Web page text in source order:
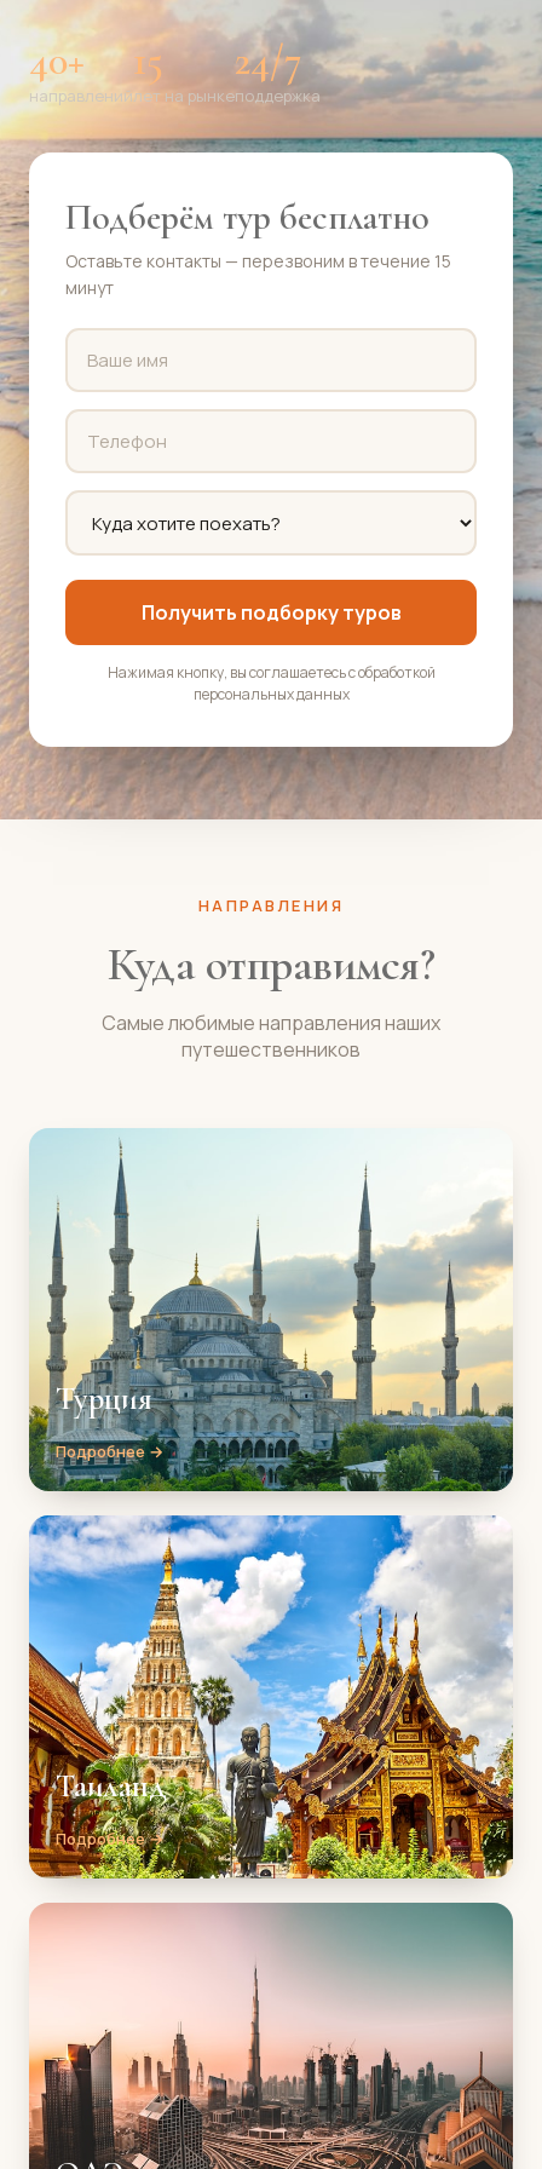
40+
направлений
15
лет на рынке
24/7
поддержка
Подберём тур бесплатно
Оставьте контакты — перезвоним в течение 15
минут
Получить подборку туров
Нажимая кнопку, вы соглашаетесь с обработкой
персональных данных
НАПРАВЛЕНИЯ
Куда отправимся?
Самые любимые направления наших
путешественников
Турция
Подробнее →
Таиланд
Подробнее →